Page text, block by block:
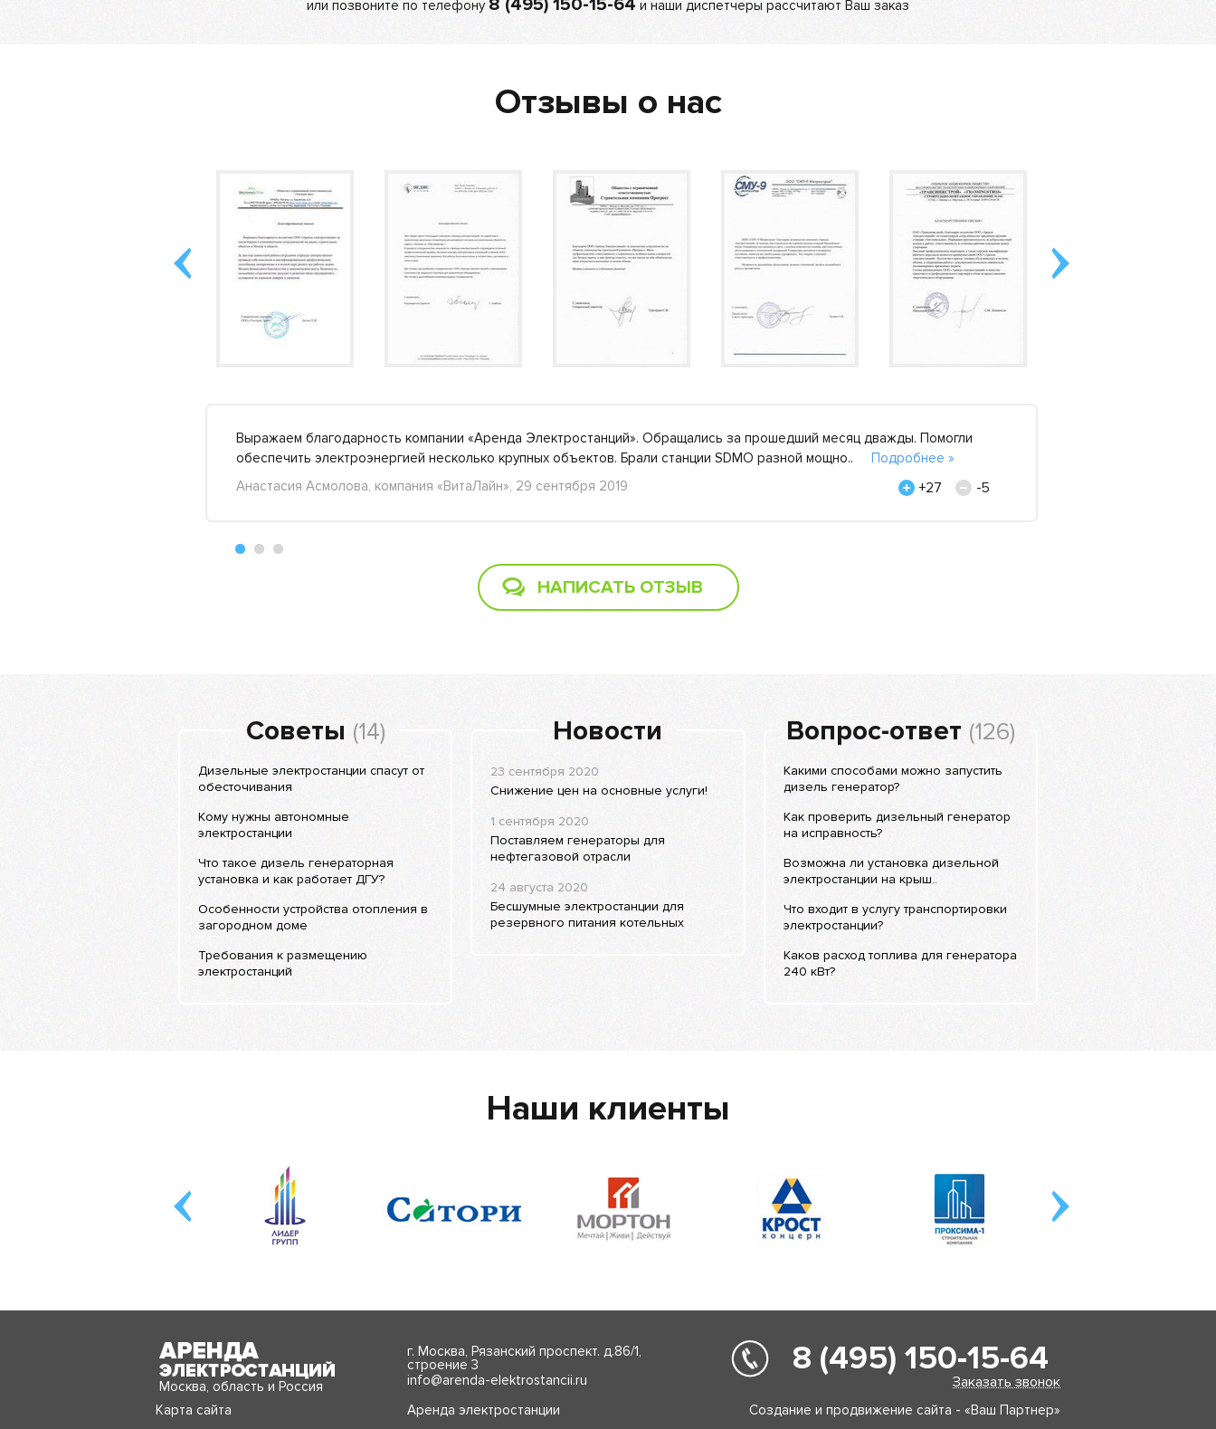
или позвоните по телефону 8 (495) 150-15-64 и наши диспетчеры рассчитают Ваш заказ
Отзывы о нас
Выражаем благодарность компании «Аренда Электростанций». Обращались за прошедший месяц дважды. Помогли
обеспечить электроэнергией несколько крупных объектов. Брали станции SDMO разной мощно.. Подробнее »
+27
-5
Анастасия Асмолова, компания «ВитаЛайн», 29 сентября 2019
НАПИСАТЬ ОТЗЫВ
Советы (14)
Дизельные электростанции спасут от
обесточивания
Кому нужны автономные
электростанции
Что такое дизель генераторная
установка и как работает ДГУ?
Особенности устройства отопления в
загородном доме
Требования к размещению
электростанций
Новости
23 сентября 2020
Снижение цен на основные услуги!
1 сентября 2020
Поставляем генераторы для
нефтегазовой отрасли
24 августа 2020
Бесшумные электростанции для
резервного питания котельных
Вопрос-ответ (126)
Какими способами можно запустить
дизель генератор?
Как проверить дизельный генератор
на исправность?
Возможна ли установка дизельной
электростанции на крыш..
Что входит в услугу транспортировки
электростанции?
Каков расход топлива для генератора
240 кВт?
Наши клиенты
Карта сайта
Москва, область и Россия
г. Москва, Рязанский проспект. д.86/1,
строение 3
info@arenda-elektrostancii.ru
Аренда электростанции
8 (495) 150-15-64
Заказать звонок
Создание и продвижение сайта - «Ваш Партнер»